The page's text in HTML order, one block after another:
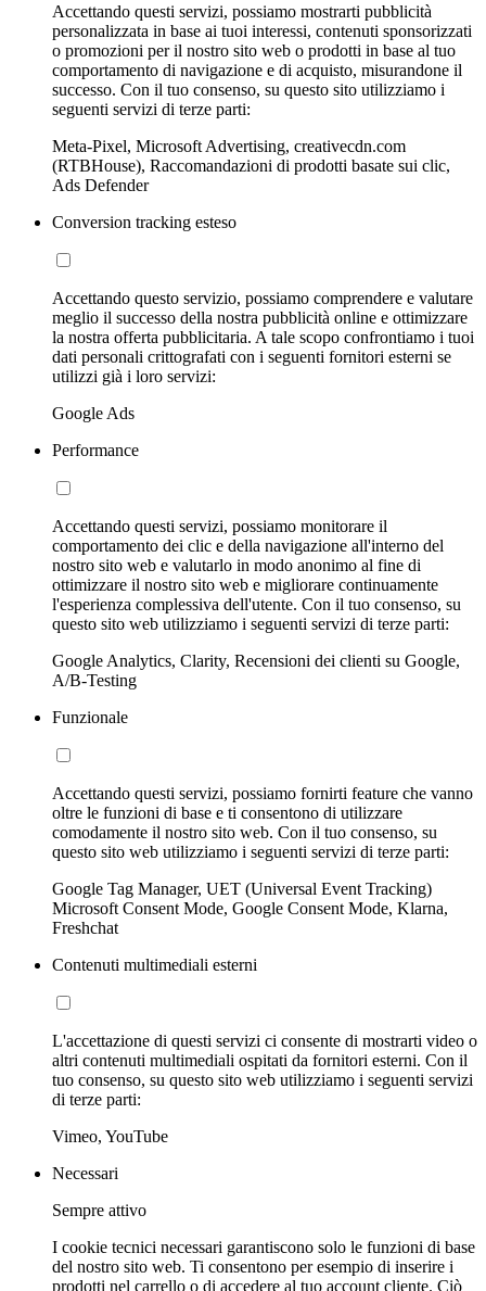
Accettando questi servizi, possiamo mostrarti pubblicità
personalizzata in base ai tuoi interessi, contenuti sponsorizzati
o promozioni per il nostro sito web o prodotti in base al tuo
comportamento di navigazione e di acquisto, misurandone il
successo. Con il tuo consenso, su questo sito utilizziamo i
seguenti servizi di terze parti:
Meta-Pixel, Microsoft Advertising, creativecdn.com
(RTBHouse), Raccomandazioni di prodotti basate sui clic,
Ads Defender
Conversion tracking esteso
Accettando questo servizio, possiamo comprendere e valutare
meglio il successo della nostra pubblicità online e ottimizzare
la nostra offerta pubblicitaria. A tale scopo confrontiamo i tuoi
dati personali crittografati con i seguenti fornitori esterni se
utilizzi già i loro servizi:
Google Ads
Performance
Accettando questi servizi, possiamo monitorare il
comportamento dei clic e della navigazione all'interno del
nostro sito web e valutarlo in modo anonimo al fine di
ottimizzare il nostro sito web e migliorare continuamente
l'esperienza complessiva dell'utente. Con il tuo consenso, su
questo sito web utilizziamo i seguenti servizi di terze parti:
Google Analytics, Clarity, Recensioni dei clienti su Google,
A/B-Testing
Funzionale
Accettando questi servizi, possiamo fornirti feature che vanno
oltre le funzioni di base e ti consentono di utilizzare
comodamente il nostro sito web. Con il tuo consenso, su
questo sito web utilizziamo i seguenti servizi di terze parti:
Google Tag Manager, UET (Universal Event Tracking)
Microsoft Consent Mode, Google Consent Mode, Klarna,
Freshchat
Contenuti multimediali esterni
L'accettazione di questi servizi ci consente di mostrarti video o
altri contenuti multimediali ospitati da fornitori esterni. Con il
tuo consenso, su questo sito web utilizziamo i seguenti servizi
di terze parti:
Vimeo, YouTube
Necessari
Sempre attivo
I cookie tecnici necessari garantiscono solo le funzioni di base
del nostro sito web. Ti consentono per esempio di inserire i
prodotti nel carrello o di accedere al tuo account cliente. Ciò